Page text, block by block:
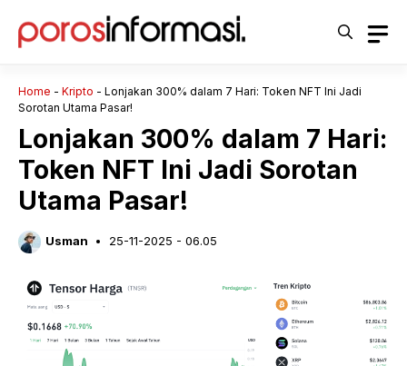
Home - Kripto - Lonjakan 300% dalam 7 Hari: Token NFT Ini Jadi
Sorotan Utama Pasar!
Lonjakan 300% dalam 7 Hari:
Token NFT Ini Jadi Sorotan
Utama Pasar!
Usman 25-11-2025 - 06.05